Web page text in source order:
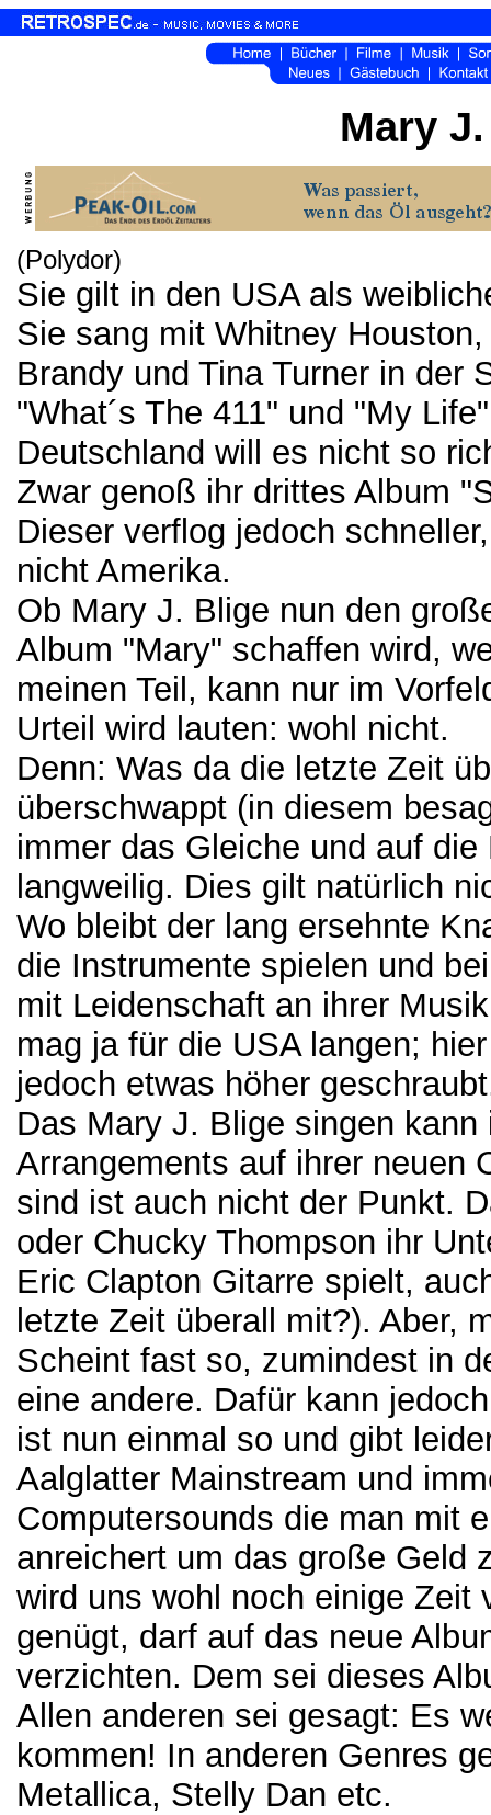
Mary
(Polydor)
Sie gilt in den USA als
Sie sang mit Whitney
Brandy und Tina Turner in der
"What´s The 411" und "My
Deutschland will es nicht so
Zwar genoß ihr drittes Album
Dieser verflog jedoch
nicht Amerika.
Ob Mary J. Blige nun den
Album "Mary" schaffen wird,
meinen Teil, kann nur im
Urteil wird lauten: wohl nicht.
Denn: Was da die letzte Zeit
überschwappt (in diesem
immer das Gleiche und auf
langweilig. Dies gilt natürlich
Wo bleibt der lang ersehnte
die Instrumente spielen und
mit Leidenschaft an ihrer
mag ja für die USA langen;
jedoch etwas höher
Das Mary J. Blige singen
Arrangements auf ihrer neuen
sind ist auch nicht der Punkt.
oder Chucky Thompson ihr
Eric Clapton Gitarre spielt,
letzte Zeit überall mit?). Aber,
Scheint fast so, zumindest in
eine andere. Dafür kann
ist nun einmal so und gibt
Aalglatter Mainstream und
Computersounds die man mit
anreichert um das große Geld
wird uns wohl noch einige Zeit
genügt, darf auf das neue
verzichten. Dem sei dieses
Allen anderen sei gesagt: Es
kommen! In anderen Genres
Metallica, Stelly Dan etc.